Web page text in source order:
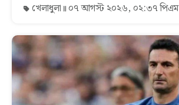
খেলাধুলা ০৭ আগস্ট ২০২৬, ০২:৩৭ পিএম